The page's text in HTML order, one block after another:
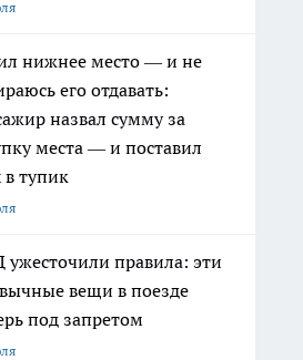
нижнее место — и не
его отдавать:
назвал сумму за
места — и поставил
в тупик
правила: эти
вещи в поезде
под запретом